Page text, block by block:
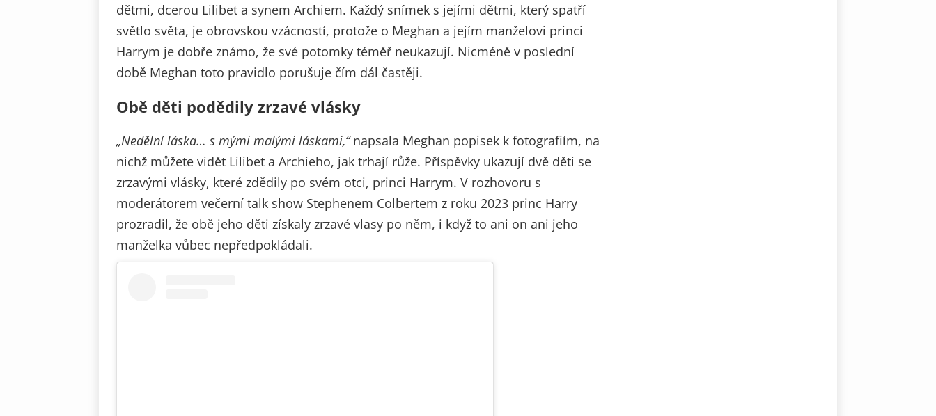
dětmi, dcerou Lilibet a synem Archiem. Každý snímek s jejími dětmi, který spatří
světlo světa, je obrovskou vzácností, protože o Meghan a jejím manželovi princi
Harrym je dobře známo, že své potomky téměř neukazují. Nicméně v poslední
době Meghan toto pravidlo porušuje čím dál častěji.
Obě děti podědily zrzavé vlásky
„Nedělní láska… s mými malými láskami,“napsala Meghan popisek k fotografiím, na
nichž můžete vidět Lilibet a Archieho, jak trhají růže. Příspěvky ukazují dvě děti se
zrzavými vlásky, které zdědily po svém otci, princi Harrym. V rozhovoru s
moderátorem večerní talk show Stephenem Colbertem z roku 2023 princ Harry
prozradil, že obě jeho děti získaly zrzavé vlasy po něm, i když to ani on ani jeho
manželka vůbec nepředpokládali.